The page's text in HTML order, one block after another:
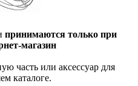
принимаются только при
магазин
часть или аксессуар для
каталоге.